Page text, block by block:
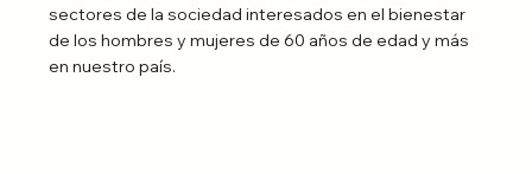
sectores de la sociedad interesados en el bienestar
de los hombres y mujeres de 60 años de edad y más
en nuestro país.